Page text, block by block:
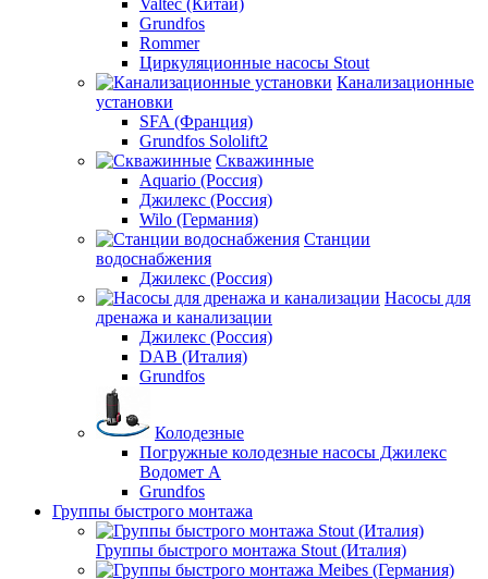
Valtec (Китай)
Grundfos
Rommer
Циркуляционные насосы Stout
Канализационные
установки
SFA (Франция)
Grundfos Sololift2
Скважинные
Aquario (Россия)
Джилекс (Россия)
Wilo (Германия)
Станции
водоснабжения
Джилекс (Россия)
Насосы для
дренажа и канализации
Джилекс (Россия)
DAB (Италия)
Grundfos
Колодезные
Погружные колодезные насосы Джилекс
Водомет А
Grundfos
Группы быстрого монтажа
Группы быстрого монтажа Stout (Италия)